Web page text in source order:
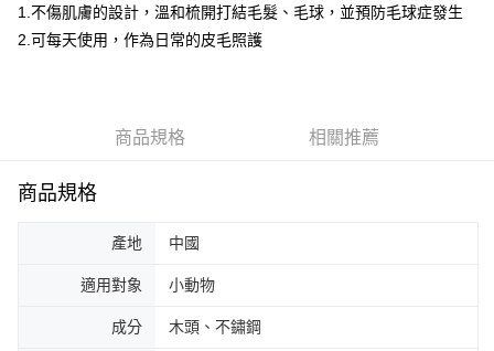
結帳頁面，進行簡訊認證並確認金額後，即可完成結帳。
２．訂單成立數日內，您將收到繳費通知簡訊。
後付繳納相關費用。
客戶支援中心」
易，需依本服務之必要範圍內提供個人資料，並將交易相關給付款項請求債
權轉讓予恩沛科技股份有限公司。
２．關於個人資料處理事宜，請瀏覽以下網址：
https://aftee.tw/terms/#terms3
付款後全家取貨
每筆NT$80，滿NT$2,000(含以上)免運費
每筆NT$80，滿NT$2,000(含以上)免運費
1.不傷肌膚的設計，溫和梳開打結毛髮、毛球，並預防毛球症發生
2.可每天使用，作為日常的皮毛照護
商品規格 相關推薦
商品規格
產地 中國
適用對象 小動物
成分 木頭、不鏽鋼